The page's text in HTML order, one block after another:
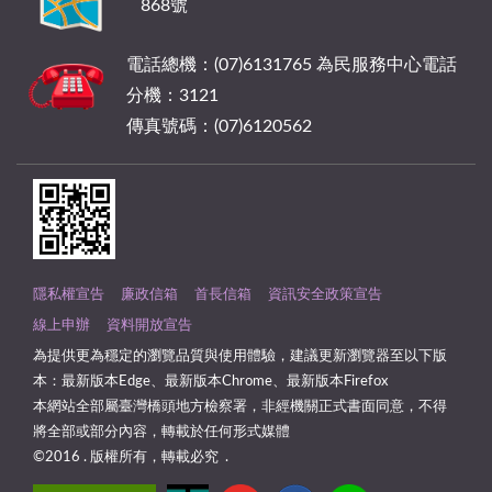
868號
電話總機：(07)6131765 為民服務中心電話
分機：3121
傳真號碼：(07)6120562
隱私權宣告 廉政信箱 首長信箱 資訊安全政策宣告
線上申辦 資料開放宣告
為提供更為穩定的瀏覽品質與使用體驗，建議更新瀏覽器至以下版
本：最新版本Edge、最新版本Chrome、最新版本Firefox
本網站全部屬臺灣橋頭地方檢察署，非經機關正式書面同意，不得
將全部或部分內容，轉載於任何形式媒體
©2016 . 版權所有，轉載必究 .